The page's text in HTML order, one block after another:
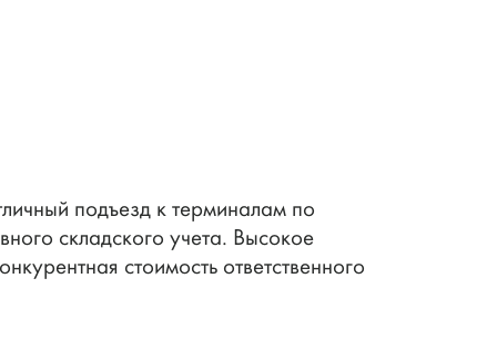
подъезд к терминалам по
складского учета. Высокое
стоимость ответственного